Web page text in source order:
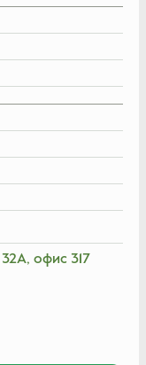
офис 317